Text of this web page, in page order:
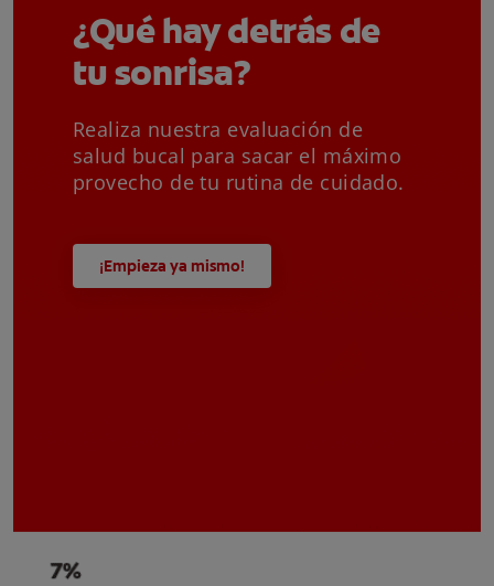
¿Qué hay detrás de
tu sonrisa?
Realiza nuestra evaluación de
salud bucal para sacar el máximo
provecho de tu rutina de cuidado.
¡Empieza ya mismo!